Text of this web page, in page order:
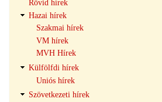
navigáció
Rövid hírek
Hazai hírek
Szakmai hírek
VM hírek
MVH Hírek
Külfölfdi hírek
Uniós hírek
Szövetkezeti hírek